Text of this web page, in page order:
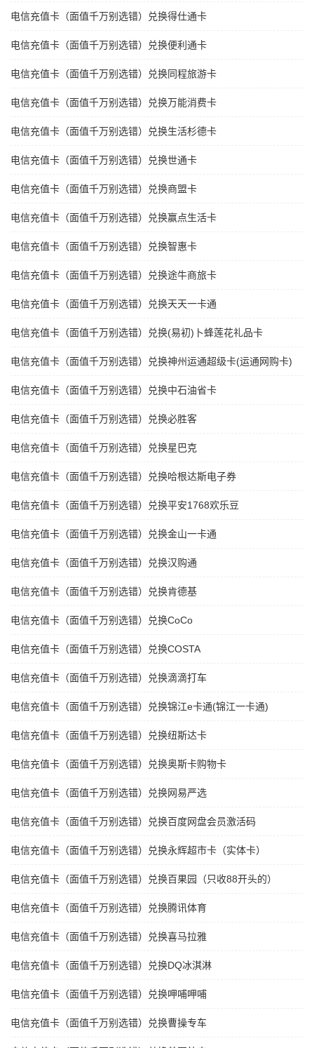
电信充值卡（面值千万别选错）兑换得仕通卡
电信充值卡（面值千万别选错）兑换便利通卡
电信充值卡（面值千万别选错）兑换同程旅游卡
电信充值卡（面值千万别选错）兑换万能消费卡
电信充值卡（面值千万别选错）兑换生活杉德卡
电信充值卡（面值千万别选错）兑换世通卡
电信充值卡（面值千万别选错）兑换商盟卡
电信充值卡（面值千万别选错）兑换赢点生活卡
电信充值卡（面值千万别选错）兑换智惠卡
电信充值卡（面值千万别选错）兑换途牛商旅卡
电信充值卡（面值千万别选错）兑换天天一卡通
电信充值卡（面值千万别选错）兑换(易初)卜蜂莲花礼品卡
电信充值卡（面值千万别选错）兑换神州运通超级卡(运通网购卡)
电信充值卡（面值千万别选错）兑换中石油省卡
电信充值卡（面值千万别选错）兑换必胜客
电信充值卡（面值千万别选错）兑换星巴克
电信充值卡（面值千万别选错）兑换哈根达斯电子券
电信充值卡（面值千万别选错）兑换平安1768欢乐豆
电信充值卡（面值千万别选错）兑换金山一卡通
电信充值卡（面值千万别选错）兑换汉购通
电信充值卡（面值千万别选错）兑换肯德基
电信充值卡（面值千万别选错）兑换CoCo
电信充值卡（面值千万别选错）兑换COSTA
电信充值卡（面值千万别选错）兑换滴滴打车
电信充值卡（面值千万别选错）兑换锦江e卡通(锦江一卡通)
电信充值卡（面值千万别选错）兑换纽斯达卡
电信充值卡（面值千万别选错）兑换奥斯卡购物卡
电信充值卡（面值千万别选错）兑换网易严选
电信充值卡（面值千万别选错）兑换百度网盘会员激活码
电信充值卡（面值千万别选错）兑换永辉超市卡（实体卡）
电信充值卡（面值千万别选错）兑换百果园（只收88开头的）
电信充值卡（面值千万别选错）兑换腾讯体育
电信充值卡（面值千万别选错）兑换喜马拉雅
电信充值卡（面值千万别选错）兑换DQ冰淇淋
电信充值卡（面值千万别选错）兑换呷哺呷哺
电信充值卡（面值千万别选错）兑换曹操专车